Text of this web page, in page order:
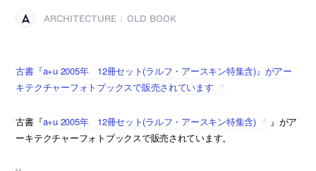
ARCHITECTURE OLD BOOK
古書『a+u 2005年 12冊セット(ラルフ・アースキン特集含)』がアー
キテクチャーフォトブックスで販売されています
古書『a+u 2005年 12冊セット(ラルフ・アースキン特集含)
』がア
ーキテクチャーフォトブックスで販売されています。